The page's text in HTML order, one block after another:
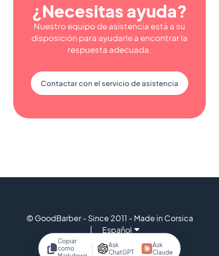
Copiar
como
Ask
ChatGPT
Ask
Claude
¿Necesitas ayuda?
Nuestro equipo de asistencia está a su
disposición para ayudarle a encontrar la
respuesta adecuada.
Contactar con el servicio de asistencia
© GoodBarber - Since 2011 - Made in Corsica
Español